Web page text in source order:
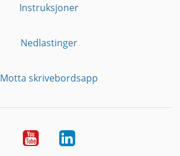
Instruksjoner
Nedlastinger
Motta skrivebordsapp
YouTubeLinkedin